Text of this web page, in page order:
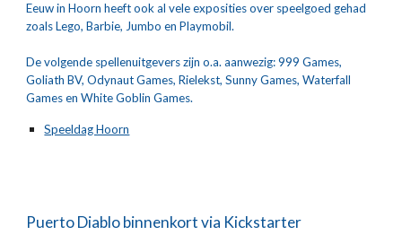
Eeuw in Hoorn heeft ook al vele exposities over speelgoed gehad
zoals Lego, Barbie, Jumbo en Playmobil.
De volgende spellenuitgevers zijn o.a. aanwezig: 999 Games,
Goliath BV, Odynaut Games, Rielekst, Sunny Games, Waterfall
Games en White Goblin Games.
Speeldag Hoorn
Puerto Diablo binnenkort via Kickstarter